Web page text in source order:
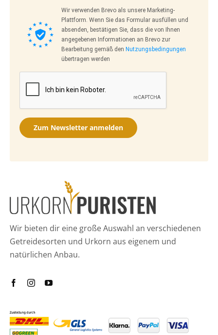
Wir verwenden Brevo als unsere Marketing-
Plattform. Wenn Sie das Formular ausfüllen und
absenden, bestätigen Sie, dass die von Ihnen
angegebenen Informationen an Brevo zur
Bearbeitung gemäß den Nutzungsbedingungen
übertragen werden
Zum Newsletter anmelden
Wir bieten dir eine große Auswahl an verschiedenen
Getreidesorten und Urkorn aus eigenem und
natürlichen Anbau.